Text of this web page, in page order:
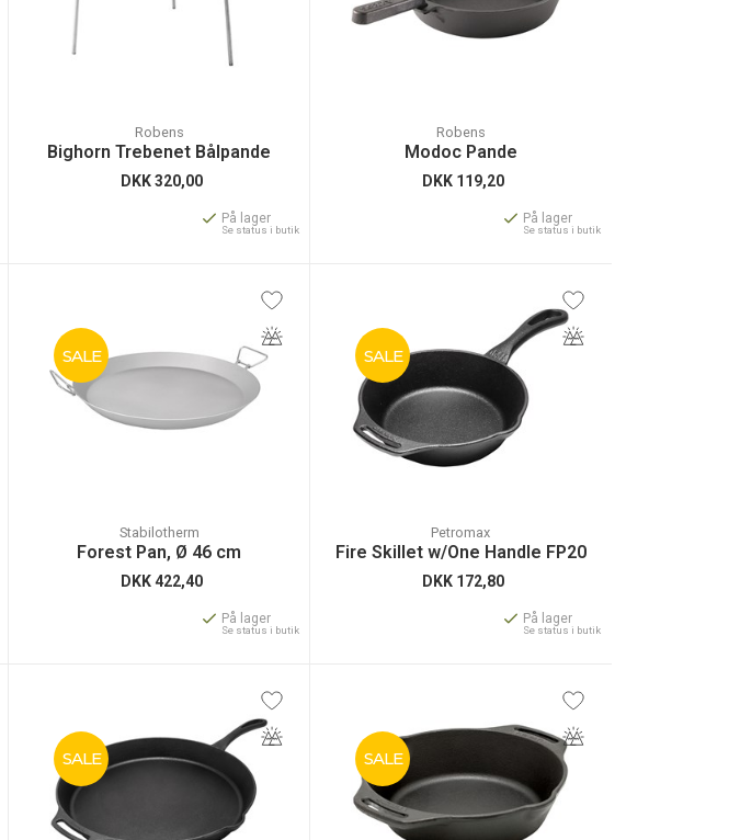
Robens
Bighorn Trebenet Bålpande
DKK320,00
På lager
Se status i butik
Robens
Modoc Pande
DKK119,20
På lager
Se status i butik
SALE
Stabilotherm
Forest Pan, Ø 46 cm
DKK422,40
På lager
Se status i butik
SALE
Petromax
Fire Skillet w/One Handle FP20
DKK172,80
På lager
Se status i butik
SALE SALE